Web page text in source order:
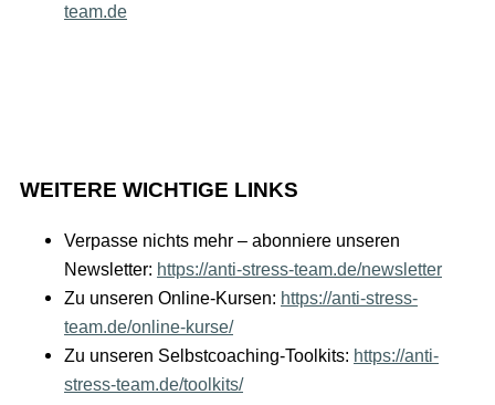
team.de
WEITERE WICHTIGE LINKS
Verpasse nichts mehr – abonniere unseren
Newsletter: https://anti-stress-team.de/newsletter
Zu unseren Online-Kursen: https://anti-stress-
team.de/online-kurse/
Zu unseren Selbstcoaching-Toolkits: https://anti-
stress-team.de/toolkits/